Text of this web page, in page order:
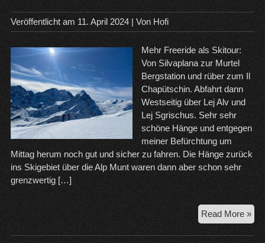
Veröffentlicht am 11. April 2024| Von Hofi
Mehr Freeride als Skitour:
Von Silvaplana zur Murtel
Bergstation und rüber zum Il
Chapütschin. Abfahrt dann
Westseitig über Lej Alv und
Lej Sgrischus. Sehr sehr
schöne Hänge und entgegen
meiner Befürchtung um
Mittag herum noch gut und sicher zu fahren. Die Hänge zurück
ins Skigebiet über die Alp Munt waren dann aber schon sehr
grenzwertig […]
Read More »
Il